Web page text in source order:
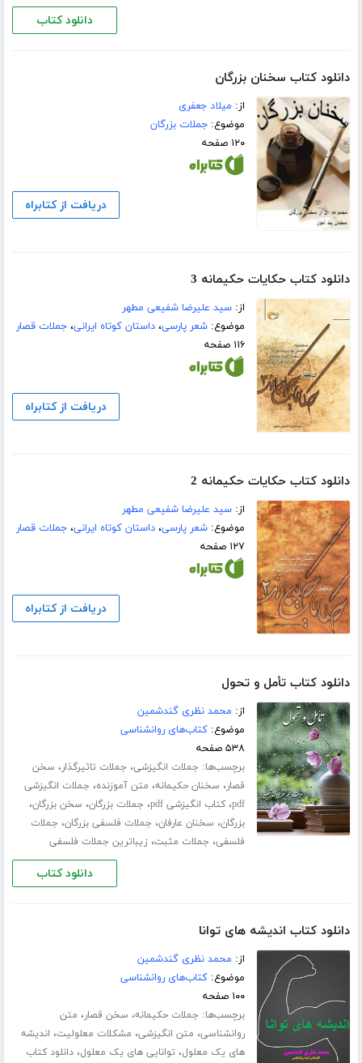
دانلود کتاب
دانلود کتاب سخنان بزرگان
از: میلاد جعفری
موضوع:جملات بزرگان
۱۲۰ صفحه
دریافت از کتابراه
دانلود کتاب حکایات حکیمانه 3
از:سید علیرضا شفیعی مطهر
موضوع:شعر پارسی،داستان کوتاه ایرانی،جملات قصار
۱۱۶ صفحه
دریافت از کتابراه
دانلود کتاب حکایات حکیمانه 2
از:سید علیرضا شفیعی مطهر
موضوع:شعر پارسی،داستان کوتاه ایرانی،جملات قصار
۱۲۷ صفحه
دریافت از کتابراه
دانلود کتاب تأمل و تحول
از: محمد نظری گندشمین
موضوع:کتاب‌های روانشناسی
۵۳۸ صفحه
برچسب‌ها: جملات انگیزشی، جملات تاثیرگذار، سخن
قصار، سخنان حکیمانه، متن آموزنده، جملات انگیزشی
pdf،کتاب انگیزشی pdf ، جملات بزرگان، سخن بزرگان،
بزرگان، سخنان عارفان، جملات فلسفی بزرگان، جملات
فلسفی، جملات مثبت، زیباترین جملات فلسفی
دانلود کتاب
دانلود کتاب اندیشه های توانا
از: محمد نظری گندشمین
موضوع:کتاب‌های روانشناسی
۱۰۰ صفحه
برچسب‌ها: جملات حکیمانه، سخن قصار، متن
روانشناسی، متن انگیزشی، مشکلات معلولیت، اندیشه
های یک معلول، توانایی های یک معلول،دانلود کتاب